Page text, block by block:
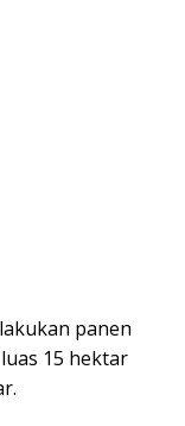
panen
15 hektar